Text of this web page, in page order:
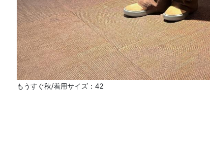
もうすぐ秋/着用サイズ：42